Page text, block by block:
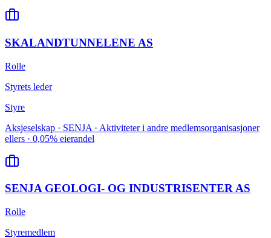
SKALANDTUNNELENE AS
Rolle
Styrets leder
Styre
Aksjeselskap · SENJA · Aktiviteter i andre medlemsorganisasjoner
ellers · 0,05% eierandel
SENJA GEOLOGI- OG INDUSTRISENTER AS
Rolle
Styremedlem